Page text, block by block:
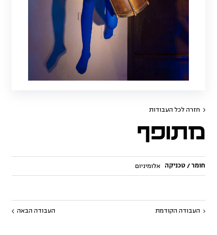
חזרה לכל העבודות
מתופף
חומר / טכניקה אלומיניום
העבודה הקודמת העבודה הבאה